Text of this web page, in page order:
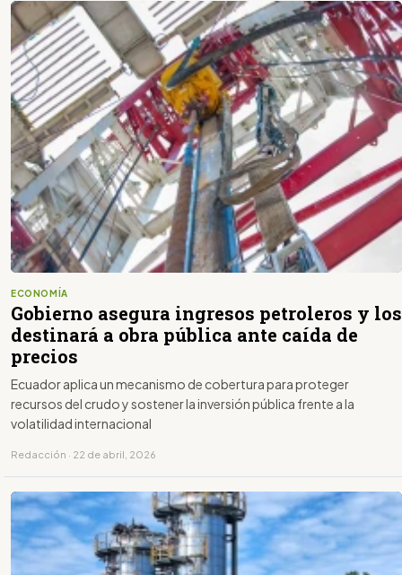
ECONOMÍA
Gobierno asegura ingresos petroleros y los
destinará a obra pública ante caída de
precios
Ecuador aplica un mecanismo de cobertura para proteger
recursos del crudo y sostener la inversión pública frente a la
volatilidad internacional
Redacción · 22 de abril, 2026